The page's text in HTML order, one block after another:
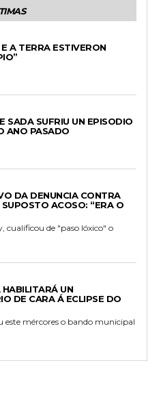
A TERRA ESTIVERON
SADA SUFRIU UN EPISODIO
ANO PASADO
DA DENUNCIA CONTRA
ACOSO: “ERA O
cualificou de "paso lóxico" o
UN
DE CARA Á ECLIPSE DO
este mércores o bando municipal